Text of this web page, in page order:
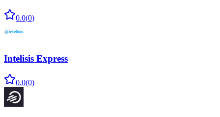
0.0(0)
Intelisis Express
0.0(0)